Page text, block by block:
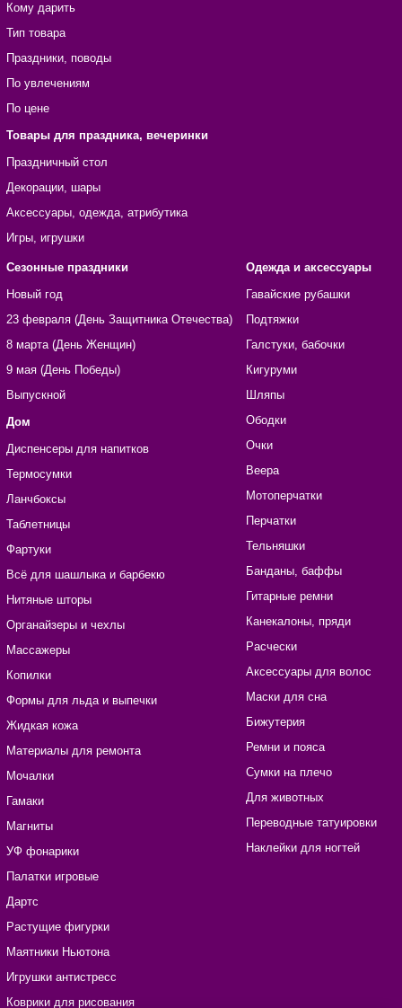
Кому дарить
Тип товара
Праздники, поводы
По увлечениям
По цене
Товары для праздника, вечеринки
Праздничный стол
Декорации, шары
Аксессуары, одежда, атрибутика
Игры, игрушки
Сезонные праздники
Новый год
23 февраля (День Защитника Отечества)
8 марта (День Женщин)
9 мая (День Победы)
Выпускной
Дом
Диспенсеры для напитков
Термосумки
Ланчбоксы
Таблетницы
Фартуки
Всё для шашлыка и барбекю
Нитяные шторы
Органайзеры и чехлы
Массажеры
Копилки
Формы для льда и выпечки
Жидкая кожа
Материалы для ремонта
Мочалки
Гамаки
Магниты
УФ фонарики
Палатки игровые
Дартс
Растущие фигурки
Маятники Ньютона
Игрушки антистресс
Коврики для рисования
Одежда и аксессуары
Гавайские рубашки
Подтяжки
Галстуки, бабочки
Кигуруми
Шляпы
Ободки
Очки
Веера
Мотоперчатки
Перчатки
Тельняшки
Банданы, баффы
Гитарные ремни
Канекалоны, пряди
Расчески
Аксессуары для волос
Маски для сна
Бижутерия
Ремни и пояса
Сумки на плечо
Для животных
Переводные татуировки
Наклейки для ногтей